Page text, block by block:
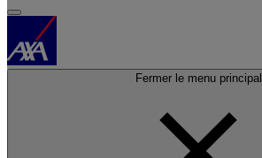
Fermer le menu principal